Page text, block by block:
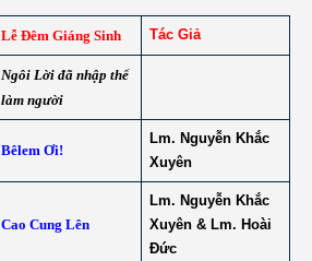
Lễ Đêm Giáng Sinh Tác Giả
Ngôi Lời đã nhập thể
làm người
Bêlem Ơi!
Lm. Nguyễn Khắc
Xuyên
Cao Cung Lên
Lm. Nguyễn Khắc
Xuyên & Lm. Hoài
Đức